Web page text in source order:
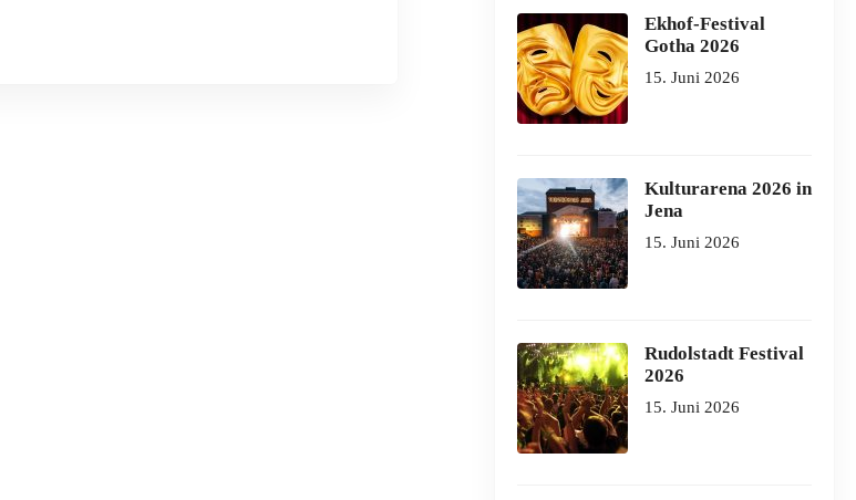
Ekhof-Festival
Gotha 2026
15. Juni 2026
Kulturarena 2026 in
Jena
15. Juni 2026
Rudolstadt Festival
2026
15. Juni 2026